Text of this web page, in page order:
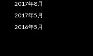
2017年8月
2017年5月
2016年5月